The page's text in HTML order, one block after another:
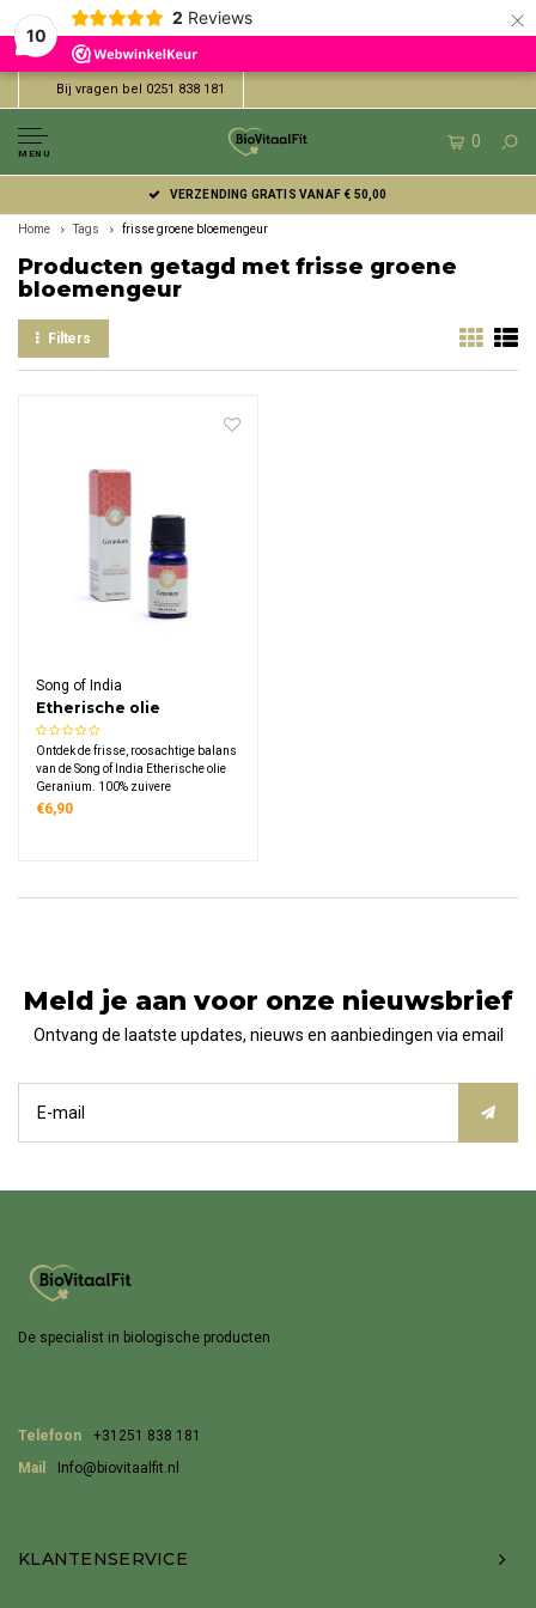
10
2 Reviews ×
Bij vragen bel 0251 838 181
MENU
0
VERZENDING GRATIS VANAF € 50,00
Home Tags frisse groene bloemengeur
Producten getagd met frisse groene
bloemengeur
Filters
Song of India
Etherische olie
Geranium
Ontdek de frisse, roosachtige balans
van de Song of India Etherische olie
Geranium. 100% zuivere
Pelargonium graveolens bloemolie
€6,90
Meld je aan voor onze nieuwsbrief
Ontvang de laatste updates, nieuws en aanbiedingen via email
De specialist in biologische producten
Telefoon
+31251 838 181
Mail
Info@biovitaalfit.nl
KLANTENSERVICE